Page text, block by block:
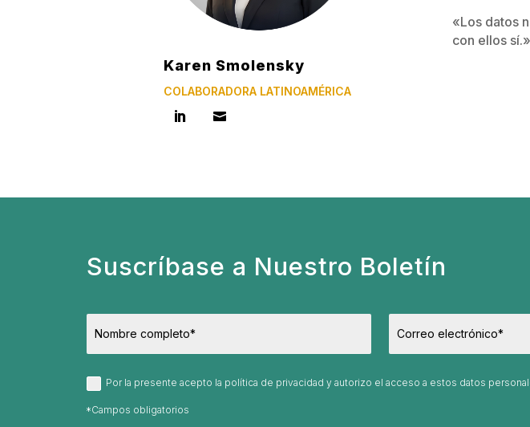
Karen Smolensky
COLABORADORA LATINOAMÉRICA
«Los datos
con ellos sí.»
Suscríbase a Nuestro Boletín
Por la presente acepto la política de privacidad y autorizo el acceso a estos datos